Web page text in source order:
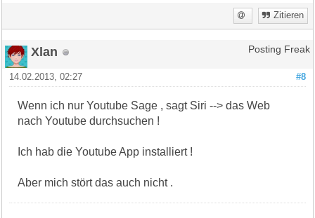
Zitieren
Xlan Posting Freak
#8
14.02.2013, 02:27
Wenn ich nur Youtube Sage , sagt Siri --> das Web
nach Youtube durchsuchen !
Ich hab die Youtube App installiert !
Aber mich stört das auch nicht .